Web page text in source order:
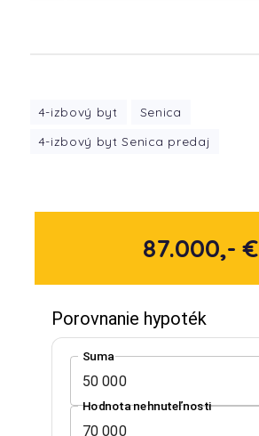
4-izbový byt
Senica
4-izbový byt Senica predaj
87.000,- €